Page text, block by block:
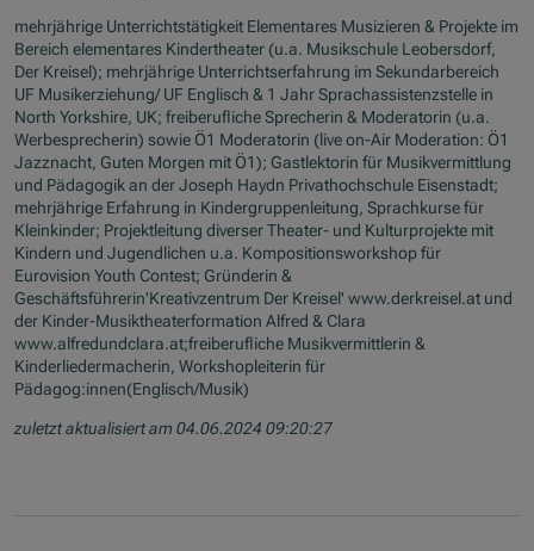
mehrjährige Unterrichtstätigkeit Elementares Musizieren & Projekte im
Bereich elementares Kindertheater (u.a. Musikschule Leobersdorf,
Der Kreisel); mehrjährige Unterrichtserfahrung im Sekundarbereich
UF Musikerziehung/ UF Englisch & 1 Jahr Sprachassistenzstelle in
North Yorkshire, UK; freiberufliche Sprecherin & Moderatorin (u.a.
Werbesprecherin) sowie Ö1 Moderatorin (live on-Air Moderation: Ö1
Jazznacht, Guten Morgen mit Ö1); Gastlektorin für Musikvermittlung
und Pädagogik an der Joseph Haydn Privathochschule Eisenstadt;
mehrjährige Erfahrung in Kindergruppenleitung, Sprachkurse für
Kleinkinder; Projektleitung diverser Theater- und Kulturprojekte mit
Kindern und Jugendlichen u.a. Kompositionsworkshop für
Eurovision Youth Contest; Gründerin &
Geschäftsführerin'Kreativzentrum Der Kreisel' www.derkreisel.at und
der Kinder-Musiktheaterformation Alfred & Clara
www.alfredundclara.at;freiberufliche Musikvermittlerin &
Kinderliedermacherin, Workshopleiterin für
Pädagog:innen(Englisch/Musik)
zuletzt aktualisiert am 04.06.2024 09:20:27